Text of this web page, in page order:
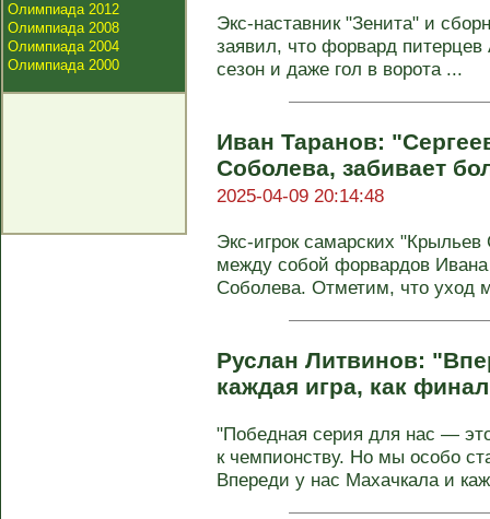
Олимпиада 2012
Олимпиада 2008
Олимпиада 2004
Олимпиада 2000
Экс-наставник "Зенита" и
заявил, что форвард
сезон и даже гол в ворота ...
Иван Таранов:
Соболева, забивает
2025-04-09 20:14:48
Экс-игрок самарских
между собой форвардов
Соболева. Отметим, что уход
Руслан Литвинов:
каждая игра, как
"Победная серия для нас —
к чемпионству. Но мы особо
Впереди у нас Махачкала и